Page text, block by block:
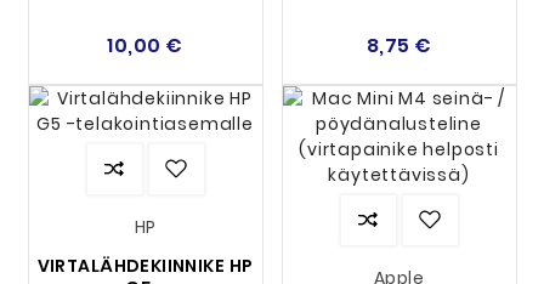
10,00 € 8,75 €
HP
VIRTALÄHDEKIINNIKE HP
Apple